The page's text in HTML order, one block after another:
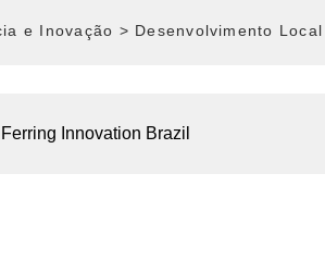
e Inovação > Desenvolvimento Local
Ferring Innovation Brazil